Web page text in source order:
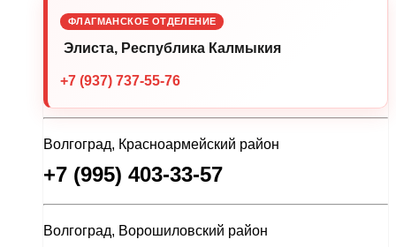
ФЛАГМАНСКОЕ ОТДЕЛЕНИЕ
Элиста, Республика Калмыкия
+7 (937) 737-55-76
Волгоград, Красноармейский район
+7 (995) 403-33-57
Волгоград, Ворошиловский район